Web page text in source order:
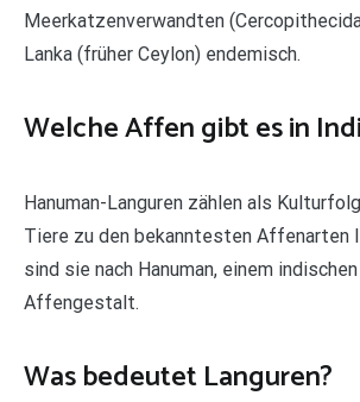
Meerkatzenverwandten
Lanka (früher Ceylon) endemisch.
Welche Affen gibt es in
Hanuman-Languren zählen als
Tiere zu den bekanntesten Affenarten
sind sie nach Hanuman, einem
Affengestalt.
Was bedeutet Languren?